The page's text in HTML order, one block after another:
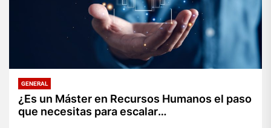
GENERAL
¿Es un Máster en Recursos Humanos el paso
que necesitas para escalar